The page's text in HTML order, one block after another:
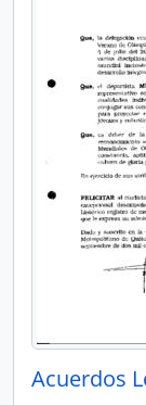
Acuerdos